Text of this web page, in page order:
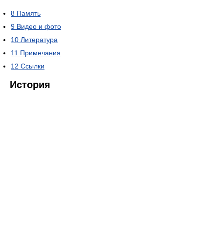
8 Память
9 Видео и фото
10 Литература
11 Примечания
12 Ссылки
История